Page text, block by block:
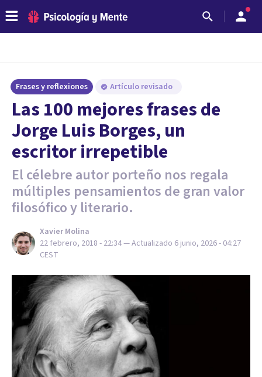
Frases y reflexiones Artículo revisado
Las 100 mejores frases de
Jorge Luis Borges, un
escritor irrepetible
El célebre autor porteño nos regala
múltiples pensamientos de gran valor
filosófico y literario.
Xavier Molina
22 febrero, 2018 - 22:34— Actualizado 6 junio, 2026 - 04:27
CEST